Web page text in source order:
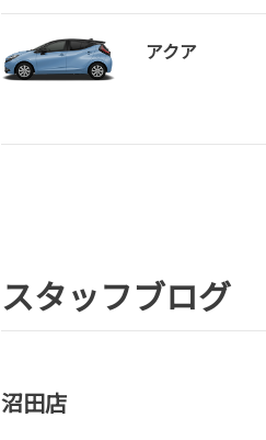
アクア
スタッフブログ
沼田店